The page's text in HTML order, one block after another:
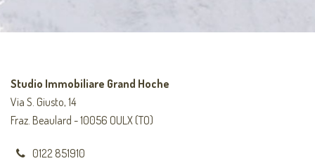
Studio Immobiliare Grand Hoche
Via S. Giusto, 14
Fraz. Beaulard - 10056 OULX (TO)
0122 851910